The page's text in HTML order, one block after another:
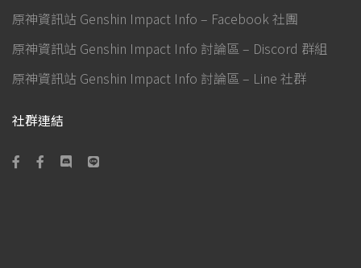
原神資訊站 Genshin Impact Info – Facebook 社團
原神資訊站 Genshin Impact Info 討論區 – Discord 群組
原神資訊站 Genshin Impact Info 討論區 – Line 社群
社群連結